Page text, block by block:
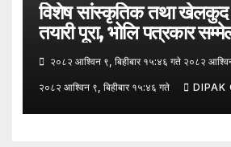
विशेष सांस्कृतिक तथा खेलकुद
तयारी पूरा, भोलि पत्रकार
२०८२ आश्विन ९, बिहीबार १५:४६ गते २०८२
२०८२ आश्विन ९, बिहीबार १५:४६ गते DIPAK